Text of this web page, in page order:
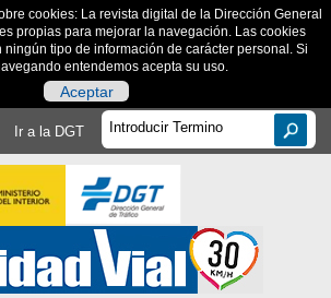
cookies: La revista digital de la Dirección General
propias para mejorar la navegación. Las cookies
tipo de información de carácter personal. Si
entendemos acepta su uso.
Aceptar
Ir a la DGT